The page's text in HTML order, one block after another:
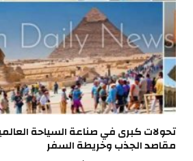
تحولات كبرى في صناعة السياحة
مقاصد الجذب وخريطة السفر